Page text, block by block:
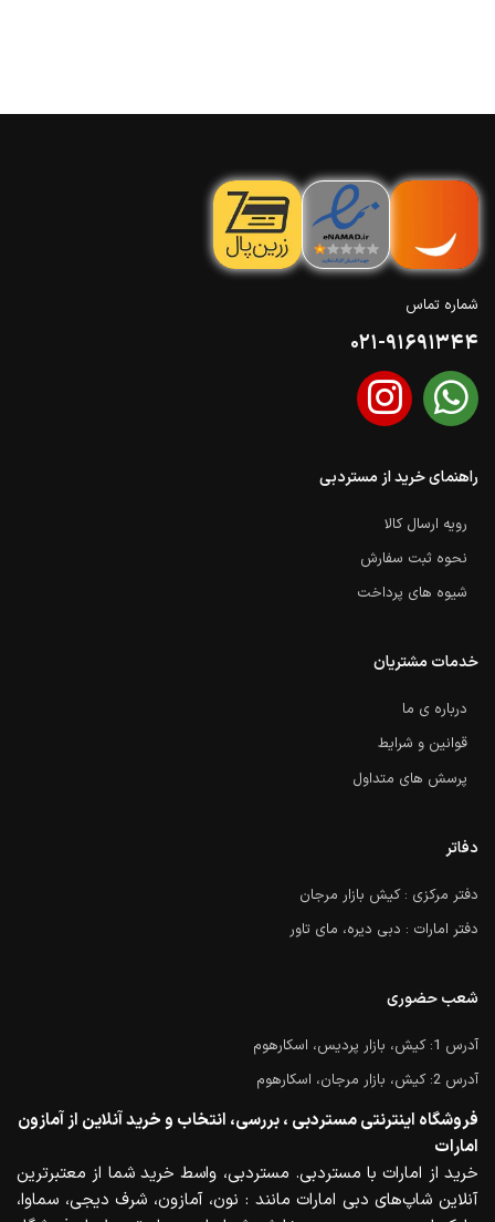
شماره تماس
021-91691344
راهنمای خرید از مستردبی
رویه ارسال کالا
نحوه ثبت سفارش
شیوه های پرداخت
خدمات مشتریان
درباره ی ما
قوانین و شرایط
پرسش های متداول
دفاتر
دفتر مرکزی : کیش بازار مرجان
دفتر امارات : دبی دیره، مای تاور
شعب حضوری
آدرس 1: کیش، بازار پردیس، اسکارهوم
آدرس 2: کیش، بازار مرجان، اسکارهوم
فروشگاه اینترنتی مستردبی ، بررسی، انتخاب و خرید آنلاین از آمازون
امارات
خرید از امارات با مستردبی. مستردبی، واسط خرید شما از معتبرترین
آنلاین شاپ‌های دبی امارات مانند : نون، آمازون، شرف دیجی، سماوا،